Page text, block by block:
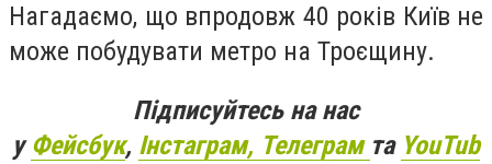
Нагадаємо, що впродовж 40 років Київ не
може побудувати метро на Троєщину.
Підписуйтесь на нас
уФейсбук, Інстаграм, Телеграм та YouTub